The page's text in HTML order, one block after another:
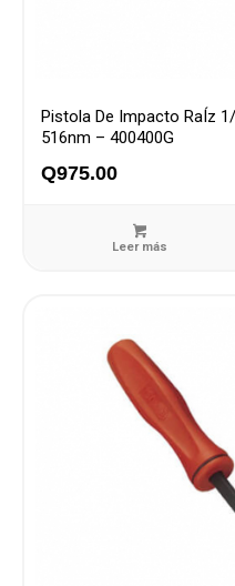
Pistola De Impacto RaÍz
516nm – 400400G
Q975.00
Leer más